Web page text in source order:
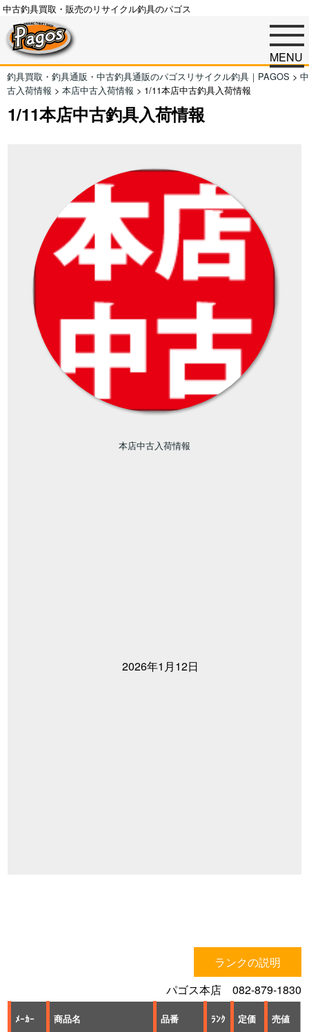
中古釣具買取・販売のリサイクル釣具のパゴス
MENU
釣具買取・釣具通販・中古釣具通販のパゴスリサイクル釣具｜PAGOS > 中
古入荷情報 > 本店中古入荷情報 > 1/11本店中古釣具入荷情報
1/11本店中古釣具入荷情報
本店中古入荷情報
2026年1月12日
ランクの説明
パゴス本店 082-879-1830
ﾒｰｶｰ 商品名 品番 ﾗﾝｸ 定価 売値